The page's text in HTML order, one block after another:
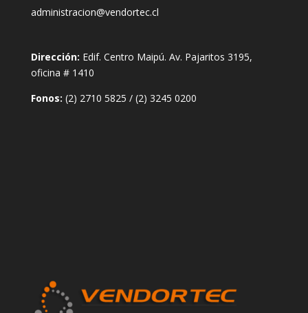
administracion@vendortec.cl
Dirección: Edif. Centro Maipú. Av. Pajaritos 3195,
oficina # 1410
Fonos: (2) 2710 5825 / (2) 3245 0200